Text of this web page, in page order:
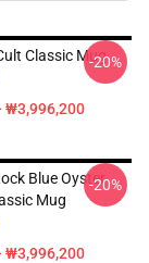
Classic Mug
₩3,996,200
-20%
Blue Oyster
Mug
₩3,996,200
-20%